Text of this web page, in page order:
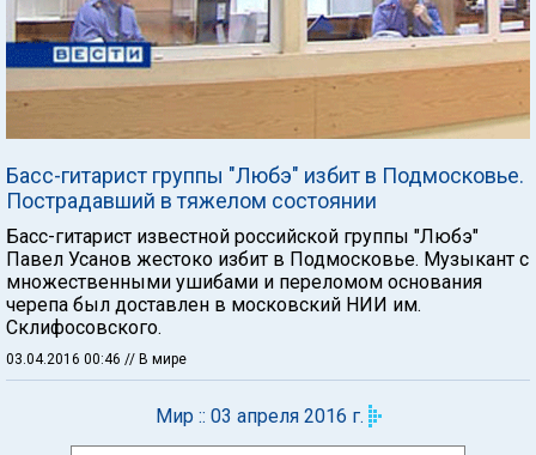
Басс-гитарист группы "Любэ" избит в Подмосковье.
Пострадавший в тяжелом состоянии
Басс-гитарист известной российской группы "Любэ"
Павел Усанов жестоко избит в Подмосковье. Музыкант с
множественными ушибами и переломом основания
черепа был доставлен в московский НИИ им.
Склифосовского.
03.04.2016 00:46 // В мире
Мир :: 03 апреля 2016 г.